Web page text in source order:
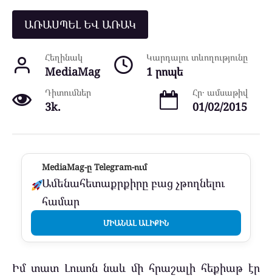
ԱՌԱՍՊԵԼ ԵՎ ԱՌԱԿ
Հեղինակ
MediaMag
Կարդալու տևողությունը
1 րոպե
Դիտումներ
3k.
Հր․ ամսաթիվ
01/02/2015
MediaMag-ը Telegram-ում
Ամենահետաքրքիրը բաց չթողնելու
համար
ՄԻԱՆԱԼ ԱԼԻՔԻՆ
Իմ տատ Լուսոն նաև մի հրաշալի հեքիաթ էր